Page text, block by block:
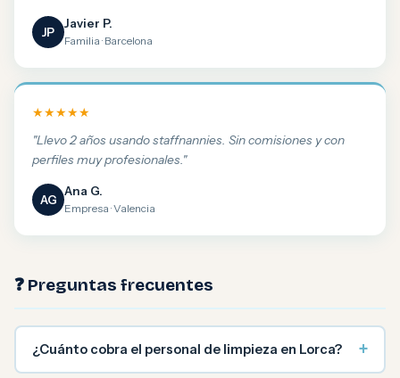
JP
Javier P.
Familia · Barcelona
★★★★★
"Llevo 2 años usando staffnannies. Sin comisiones y con
perfiles muy profesionales."
AG
Ana G.
Empresa · Valencia
❓ Preguntas frecuentes
¿Cuánto cobra el personal de limpieza en Lorca? +